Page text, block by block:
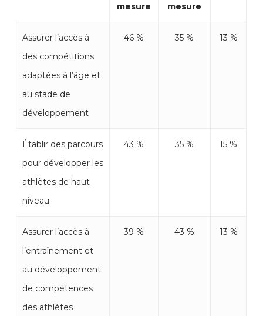
mesure
mesure
Assurer l’accès à
des compétitions
adaptées à l’âge et
au stade de
développement
46 % 35 % 13 %
Établir des parcours
pour développer les
athlètes de haut
niveau
43 % 35 % 15 %
Assurer l’accès à
l’entraînement et
au développement
de compétences
des athlètes
39 % 43 % 13 %